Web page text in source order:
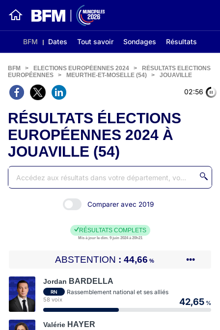
BFM Dates Tout savoir Sondages Résultats
02:56
BFM > ELECTIONS EUROPÉENNES 2024 >
RÉSULTATS ELECTIONS
EUROPÉENNES
> MEURTHE-ET-MOSELLE (54) > JOUAVILLE
RÉSULTATS ÉLECTIONS
EUROPÉENNES 2024 À
JOUAVILLE (54)
Comparer avec 2019
RÉSULTATS COMPLETS
Mis à jour le dim. 9 juin 2024 à 20h21
ABSTENTION 44,66 % •••
Jordan BARDELLA
RN Rassemblement national et ses alliés
58 voix 42,65 %
Valérie HAYER